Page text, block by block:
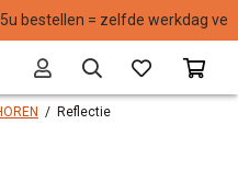
werkdag verzonden
/ Reflectie